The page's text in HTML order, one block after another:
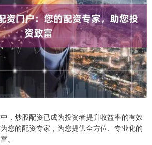
，炒股配资已成为投资者提升收益率的有效
您的配资专家，为您提供全方位、专业化的
。